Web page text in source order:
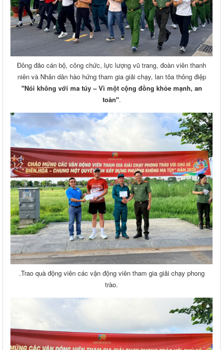
Đông đảo cán bộ, công chức, lực lượng vũ trang, đoàn viên thanh
niên và Nhân dân hào hứng tham gia giải chạy, lan tỏa thông điệp
"Nói không với ma túy – Vì một cộng đồng khỏe mạnh, an
toàn".
.Trao quà động viên các vận động viên tham gia giải chạy phong
trào.